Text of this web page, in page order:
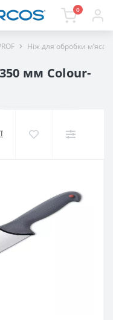
0
Ніж для обробки
мм Сolour-
Доставка і